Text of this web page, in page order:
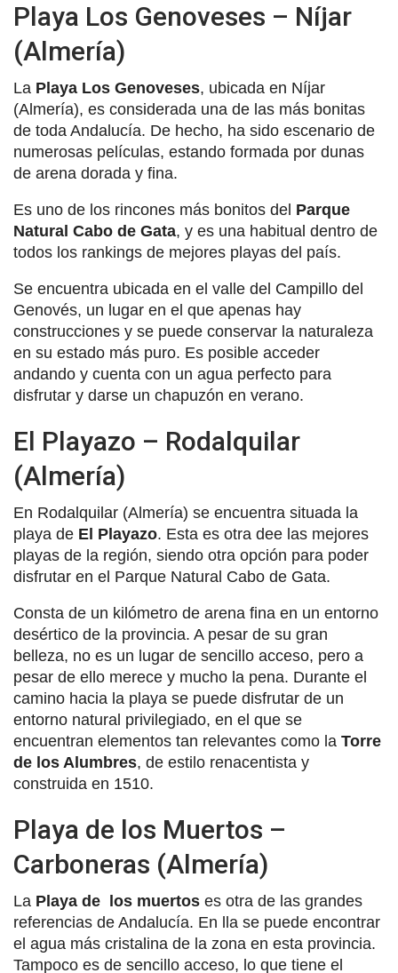
Playa Los Genoveses – Níjar
(Almería)
La Playa Los Genoveses, ubicada en Níjar
(Almería), es considerada una de las más bonitas
de toda Andalucía. De hecho, ha sido escenario de
numerosas películas, estando formada por dunas
de arena dorada y fina.
Es uno de los rincones más bonitos del Parque
Natural Cabo de Gata, y es una habitual dentro de
todos los rankings de mejores playas del país.
Se encuentra ubicada en el valle del Campillo del
Genovés, un lugar en el que apenas hay
construcciones y se puede conservar la naturaleza
en su estado más puro. Es posible acceder
andando y cuenta con un agua perfecto para
disfrutar y darse un chapuzón en verano.
El Playazo – Rodalquilar
(Almería)
En Rodalquilar (Almería) se encuentra situada la
playa de El Playazo. Esta es otra dee las mejores
playas de la región, siendo otra opción para poder
disfrutar en el Parque Natural Cabo de Gata.
Consta de un kilómetro de arena fina en un entorno
desértico de la provincia. A pesar de su gran
belleza, no es un lugar de sencillo acceso, pero a
pesar de ello merece y mucho la pena. Durante el
camino hacia la playa se puede disfrutar de un
entorno natural privilegiado, en el que se
encuentran elementos tan relevantes como la Torre
de los Alumbres, de estilo renacentista y
construida en 1510.
Playa de los Muertos –
Carboneras (Almería)
La Playa de los muertos es otra de las grandes
referencias de Andalucía. En lla se puede encontrar
el agua más cristalina de la zona en esta provincia.
Tampoco es de sencillo acceso, lo que tiene el